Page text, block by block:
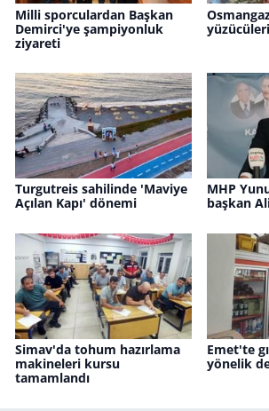
Milli sporculardan Başkan
Demirci'ye şampiyonluk
ziyareti
Turgutreis sahilinde 'Maviye
Açılan Kapı' dönemi
MHP
başkan
Simav'da tohum hazırlama
makineleri kursu
tamamlandı
Emet'te
yönelik